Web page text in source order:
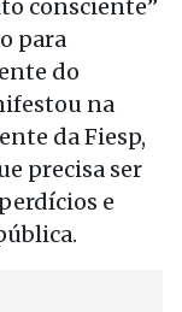
consciente”
para
do
na
da Fiesp,
precisa ser
e